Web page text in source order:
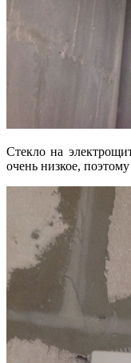
Стекло на
очень низкое,